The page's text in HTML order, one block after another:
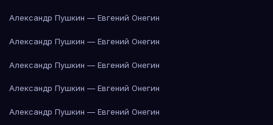
Александр Пушкин — Евгений Онегин
Александр Пушкин — Евгений Онегин
Александр Пушкин — Евгений Онегин
Александр Пушкин — Евгений Онегин
Александр Пушкин — Евгений Онегин